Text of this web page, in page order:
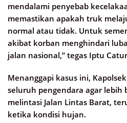
mendalami penyebab
memastikan apakah truk
normal atau tidak. Untuk
akibat korban menghindari
jalan nasional,” tegas Iptu
Menanggapi kasus ini,
seluruh pengendara agar lebih
melintasi Jalan Lintas Barat,
ketika kondisi hujan.